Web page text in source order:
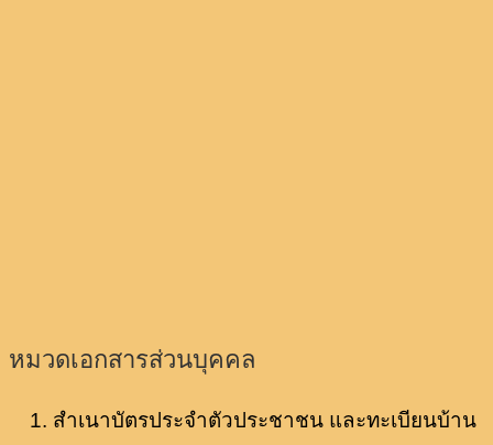
หมวดเอกสารส่วนบุคคล
สำเนาบัตรประจำตัวประชาชน และทะเบียนบ้าน